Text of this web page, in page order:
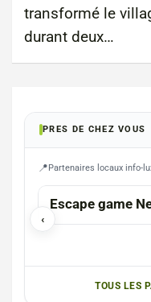
transformé le
durant deux…
PRES DE CHEZ VOUS
Partenaires locaux info-
‹
Escape game
TOUS LES